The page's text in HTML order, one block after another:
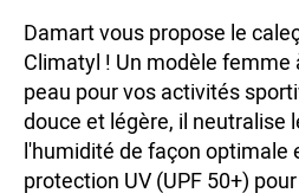
Damart vous propose le
Climatyl ! Un modèle femme
peau pour vos activités
douce et légère, il neutralise
l'humidité de façon optimale
protection UV (UPF 50+)